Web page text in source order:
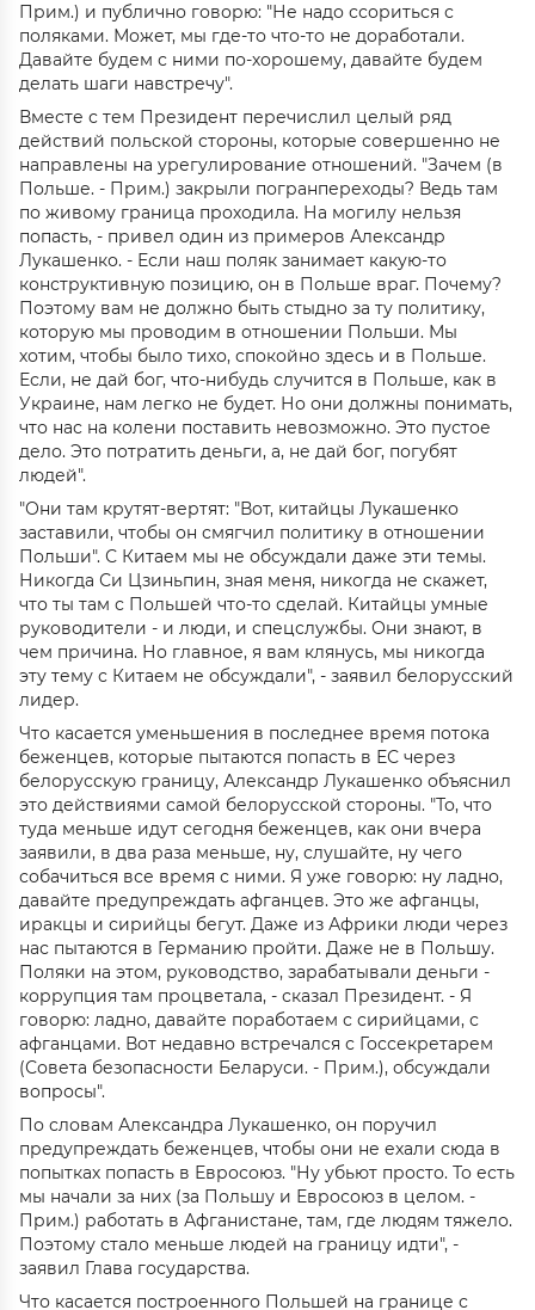
Прим.) и публично говорю: "Не надо ссориться с
поляками. Может, мы где-то что-то не доработали.
Давайте будем с ними по-хорошему, давайте будем
делать шаги навстречу".
Вместе с тем Президент перечислил целый ряд
действий польской стороны, которые совершенно не
направлены на урегулирование отношений. "Зачем (в
Польше. - Прим.) закрыли погранпереходы? Ведь там
по живому граница проходила. На могилу нельзя
попасть, - привел один из примеров Александр
Лукашенко. - Если наш поляк занимает какую-то
конструктивную позицию, он в Польше враг. Почему?
Поэтому вам не должно быть стыдно за ту политику,
которую мы проводим в отношении Польши. Мы
хотим, чтобы было тихо, спокойно здесь и в Польше.
Если, не дай бог, что-нибудь случится в Польше, как в
Украине, нам легко не будет. Но они должны понимать,
что нас на колени поставить невозможно. Это пустое
дело. Это потратить деньги, а, не дай бог, погубят
людей".
"Они там крутят-вертят: "Вот, китайцы Лукашенко
заставили, чтобы он смягчил политику в отношении
Польши". С Китаем мы не обсуждали даже эти темы.
Никогда Си Цзиньпин, зная меня, никогда не скажет,
что ты там с Польшей что-то сделай. Китайцы умные
руководители - и люди, и спецслужбы. Они знают, в
чем причина. Но главное, я вам клянусь, мы никогда
эту тему с Китаем не обсуждали", - заявил белорусский
лидер.
Что касается уменьшения в последнее время потока
беженцев, которые пытаются попасть в ЕС через
белорусскую границу, Александр Лукашенко объяснил
это действиями самой белорусской стороны. "То, что
туда меньше идут сегодня беженцев, как они вчера
заявили, в два раза меньше, ну, слушайте, ну чего
собачиться все время с ними. Я уже говорю: ну ладно,
давайте предупреждать афганцев. Это же афганцы,
иракцы и сирийцы бегут. Даже из Африки люди через
нас пытаются в Германию пройти. Даже не в Польшу.
Поляки на этом, руководство, зарабатывали деньги -
коррупция там процветала, - сказал Президент. - Я
говорю: ладно, давайте поработаем с сирийцами, с
афганцами. Вот недавно встречался с Госсекретарем
(Совета безопасности Беларуси. - Прим.), обсуждали
вопросы".
По словам Александра Лукашенко, он поручил
предупреждать беженцев, чтобы они не ехали сюда в
попытках попасть в Евросоюз. "Ну убьют просто. То есть
мы начали за них (за Польшу и Евросоюз в целом. -
Прим.) работать в Афганистане, там, где людям тяжело.
Поэтому стало меньше людей на границу идти", -
заявил Глава государства.
Что касается построенного Польшей на границе с